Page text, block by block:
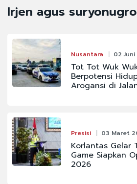
Irjen agus
Nusantara 02
Tot Tot Wuk
Berpotensi
Arogansi di
Presisi 03 Maret
Korlantas Gelar
Game Siapkan
2026